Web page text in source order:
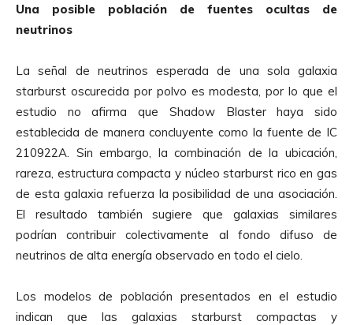
Una posible población de fuentes ocultas de
neutrinos
La señal de neutrinos esperada de una sola galaxia
starburst oscurecida por polvo es modesta, por lo que el
estudio no afirma que Shadow Blaster haya sido
establecida de manera concluyente como la fuente de IC
210922A. Sin embargo, la combinación de la ubicación,
rareza, estructura compacta y núcleo starburst rico en gas
de esta galaxia refuerza la posibilidad de una asociación.
El resultado también sugiere que galaxias similares
podrían contribuir colectivamente al fondo difuso de
neutrinos de alta energía observado en todo el cielo.
Los modelos de población presentados en el estudio
indican que las galaxias starburst compactas y